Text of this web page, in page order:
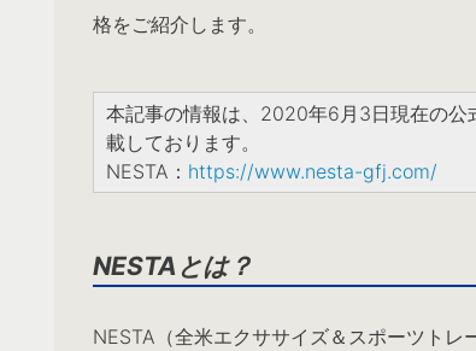
格をご紹介します。
本記事の情報は、2020年6月3日現在の公
載しております。
NESTA： https://www.nesta-gfj.com/
NESTAとは？
NESTA（全米エクササイズ＆スポーツトレ